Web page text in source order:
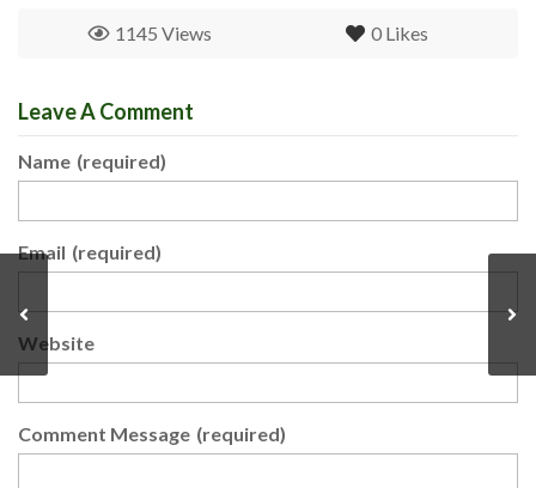
0 Likes
1145 Views
Leave A Comment
Name (required)
Email (required)
Website
Comment Message (required)